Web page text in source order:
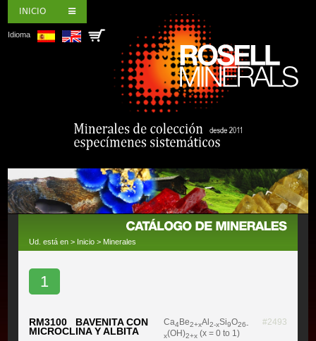
INICIO
Idioma
Ud. está en > Inicio > Minerales
1
RM3100 BAVENITA CON
MICROCLINA Y ALBITA
Ca4 Be2+xAl 2-xSi9O26-
x(OH)2+x(x = 0 to 1)
#2493